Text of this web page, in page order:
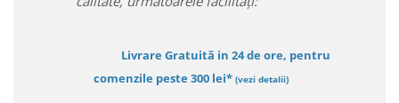
Livrare Gratuită in 24 de ore, pentru
comenzile peste 300 lei* (vezi detalii)